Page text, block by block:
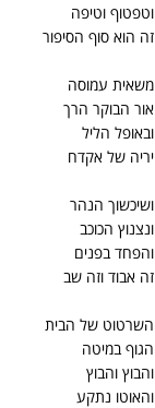
וטפטוף וטיפה
זה הוא סוף הסיפור
משאית עמוסה
אור הבוקר הרך
ובאופל הליל
יריה של אקדח
ושיכשוך הנהר
ונצנוץ הכוכב
והפחד בפנים
זה אבוד וזה שב
השרטוט של הבית
הגוף במיטה
והבוץ והבוץ
והאוטו נתקע